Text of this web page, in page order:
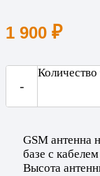
1 900 ₽
-
GSM антенна
базе с
Высота